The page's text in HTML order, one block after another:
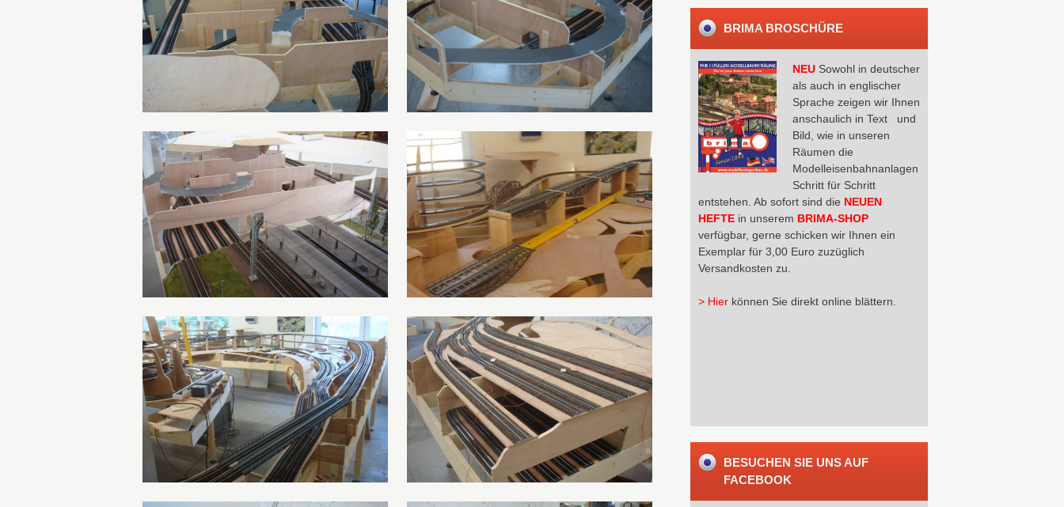
BRIMA BROSCHÜRE
NEU Sowohl in deutscher
als auch in englischer
Sprache zeigen wir Ihnen
anschaulich in Text und
Bild, wie in unseren
Räumen die
Modelleisenbahnanlagen
Schritt für Schritt
entstehen. Ab sofort sind die NEUEN
HEFTE in unserem BRIMA-SHOP
verfügbar, gerne schicken wir Ihnen ein
Exemplar für 3,00 Euro zuzüglich
Versandkosten zu.
> Hier können Sie direkt online blättern.
BESUCHEN SIE UNS AUF
FACEBOOK